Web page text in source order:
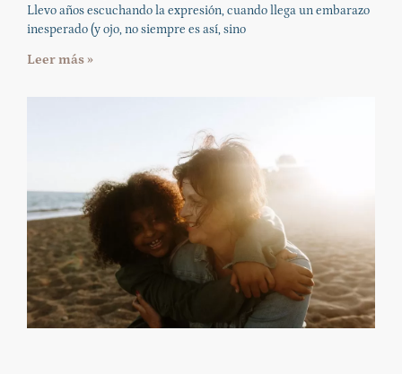
Llevo años escuchando la expresión, cuando llega un embarazo
inesperado (y ojo, no siempre es así, sino
Leer más »